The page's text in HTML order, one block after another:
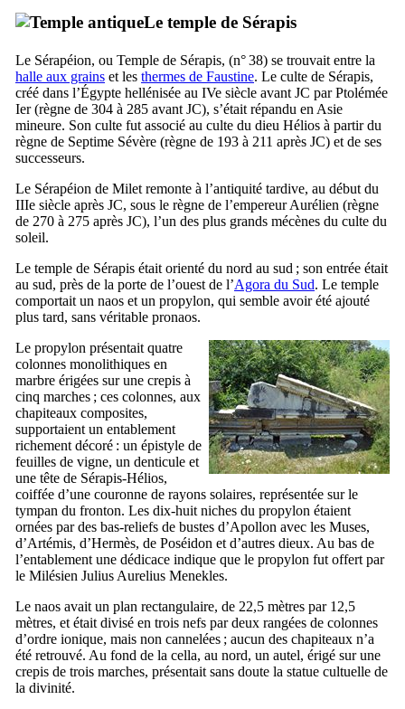
Le temple de Sérapis
Le Sérapéion, ou Temple de Sérapis, (n° 38) se trouvait entre la
halle aux grains et les thermes de Faustine. Le culte de Sérapis,
créé dans l’Égypte hellénisée au IVe siècle avant JC par Ptolémée
Ier(règne de 304 à 285 avant JC), s’était répandu en Asie
mineure. Son culte fut associé au culte du dieu Hélios à partir du
règne de Septime Sévère (règne de 193 à 211 après JC) et de ses
successeurs.
Le Sérapéion de Milet remonte à l’antiquité tardive, au début du
IIIe siècle après JC, sous le règne de l’empereur Aurélien (règne
de 270 à 275 après JC), l’un des plus grands mécènes du culte du
soleil.
Le temple de Sérapis était orienté du nord au sud ; son entrée était
au sud, près de la porte de l’ouest de l’Agora du Sud. Le temple
comportait un naos et un propylon, qui semble avoir été ajouté
plus tard, sans véritable pronaos.
Le propylon présentait quatre
colonnes monolithiques en
marbre érigées sur une crepis à
cinq marches ; ces colonnes, aux
chapiteaux composites,
supportaient un entablement
richement décoré : un épistyle de
feuilles de vigne, un denticule et
une tête de Sérapis-Hélios,
coiffée d’une couronne de rayons solaires, représentée sur le
tympan du fronton. Les dix-huit niches du propylon étaient
ornées par des bas-reliefs de bustes d’Apollon avec les Muses,
d’Artémis, d’Hermès, de Poséidon et d’autres dieux. Au bas de
l’entablement une dédicace indique que le propylon fut offert par
le Milésien Julius Aurelius Menekles.
Le naos avait un plan rectangulaire, de 22,5 mètres par 12,5
mètres, et était divisé en trois nefs par deux rangées de colonnes
d’ordre ionique, mais non cannelées ; aucun des chapiteaux n’a
été retrouvé. Au fond de la cella, au nord, un autel, érigé sur une
crepis de trois marches, présentait sans doute la statue cultuelle de
la divinité.